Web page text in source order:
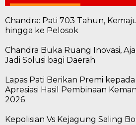
Chandra: Pati 703 Tahun,
hingga ke Pelosok
Chandra Buka Ruang Inovasi,
Jadi Solusi bagi Daerah
Lapas Pati Berikan Premi
Apresiasi Hasil Pembinaan
2026
Kepolisian Vs Kejagung Saling